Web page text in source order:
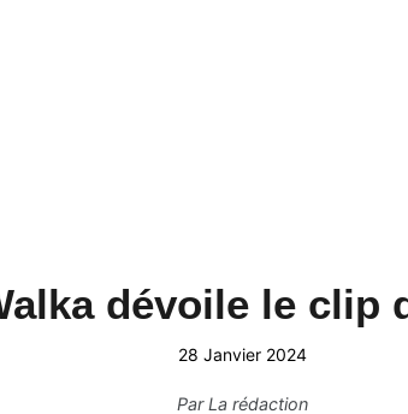
dévoile le clip
28 Janvier 2024
ParLa rédaction